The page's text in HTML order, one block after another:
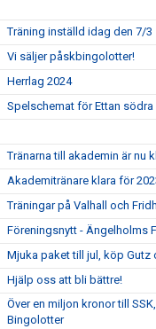
Träning inställd idag den 7/3
Vi säljer påskbingolotter!
Herrlag 2024
Spelschemat för Ettan södra
Tränarna till akademin är nu
Akademitränare klara för
Träningar på Valhall och
Föreningsnytt - Ängelholms
Mjuka paket till jul, köp Gutz
Hjälp oss att bli bättre!
Över en miljon kronor till
Bingolotter